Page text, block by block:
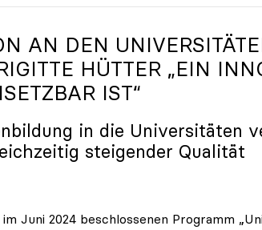
AN DEN
HÜTTER „EIN
IST“
in die Universitäten
steigender Qualität
Juni 2024 beschlossenen Programm